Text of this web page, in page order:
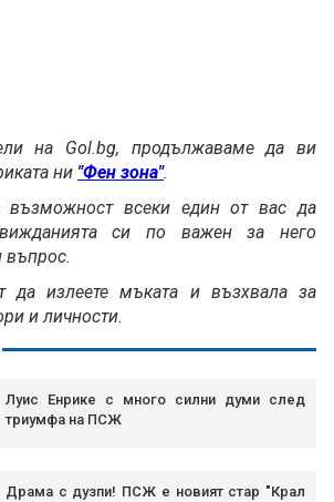
на Gol.bg, продължаваме да ви
ни "Фен зона".
всеки един от вас да
си по важен за него
въпрос.
да излеете мъката и възхвала за
и личности.
Луис Енрике с много силни думи след
триумфа на ПСЖ
Драма с дузпи! ПСЖ е новият стар "Крал